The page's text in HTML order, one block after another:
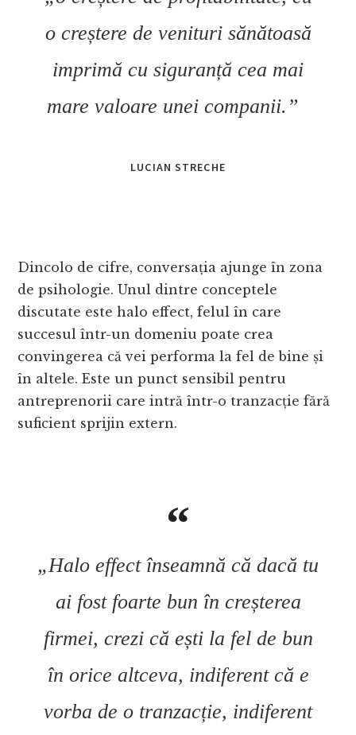
o creștere de venituri sănătoasă
imprimă cu siguranță cea mai
mare valoare unei companii.”
LUCIAN STRECHE
Dincolo de cifre, conversația ajunge în zona
de psihologie. Unul dintre conceptele
discutate este halo effect, felul în care
succesul într-un domeniu poate crea
convingerea că vei performa la fel de bine și
în altele. Este un punct sensibil pentru
antreprenorii care intră într-o tranzacție fără
suficient sprijin extern.
„Halo effect înseamnă că dacă tu
ai fost foarte bun în creșterea
firmei, crezi că ești la fel de bun
în orice altceva, indiferent că e
vorba de o tranzacție, indiferent